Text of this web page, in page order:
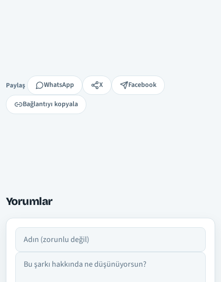
Paylaş
Paylaş WhatsApp X
Facebook
Bağlantıyı kopyala
Yorumlar
Adın
Yorumun